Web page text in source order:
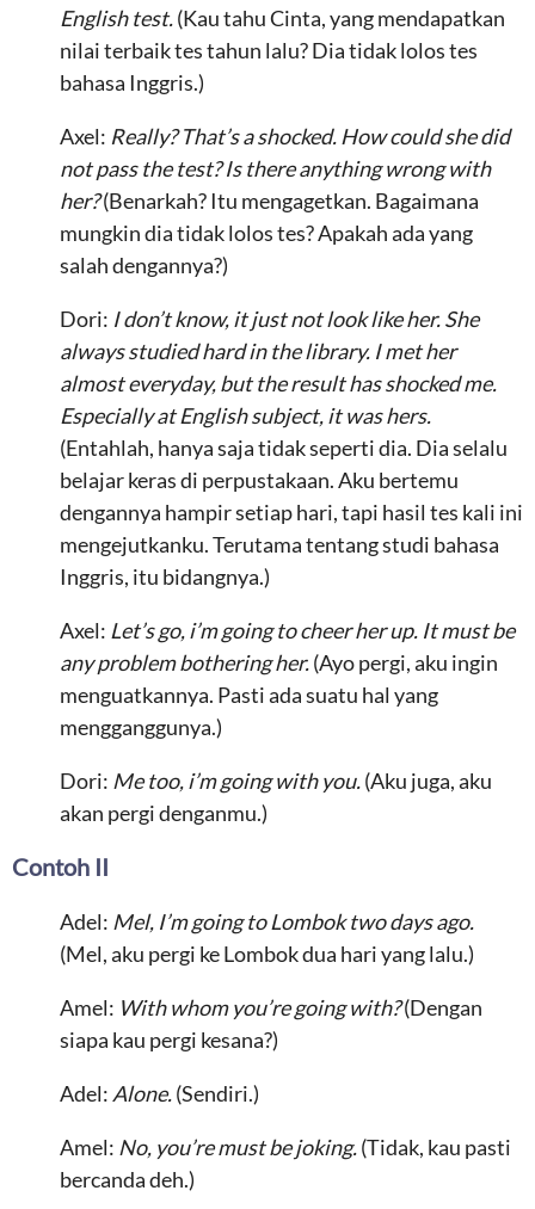
English test.(Kau tahu Cinta, yang mendapatkan
nilai terbaik tes tahun lalu? Dia tidak lolos tes
bahasa Inggris.)
Axel: Really? That’s a shocked. How could she did
not pass the test? Is there anything wrong with
her?(Benarkah? Itu mengagetkan. Bagaimana
mungkin dia tidak lolos tes? Apakah ada yang
salah dengannya?)
Dori: I don’t know, it just not look like her. She
always studied hard in the library. I met her
almost everyday, but the result has shocked me.
Especially at English subject, it was hers.
(Entahlah, hanya saja tidak seperti dia. Dia selalu
belajar keras di perpustakaan. Aku bertemu
dengannya hampir setiap hari, tapi hasil tes kali ini
mengejutkanku. Terutama tentang studi bahasa
Inggris, itu bidangnya.)
Axel: Let’s go, i’m going to cheer her up. It must be
any problem bothering her.(Ayo pergi, aku ingin
menguatkannya. Pasti ada suatu hal yang
mengganggunya.)
Dori: Me too, i’m going with you.(Aku juga, aku
akan pergi denganmu.)
Contoh II
Adel: Mel, I’m going to Lombok two days ago.
(Mel, aku pergi ke Lombok dua hari yang lalu.)
Amel: With whom you’re going with?(Dengan
siapa kau pergi kesana?)
Adel: Alone.(Sendiri.)
Amel: No, you’re must be joking.(Tidak, kau pasti
bercanda deh.)